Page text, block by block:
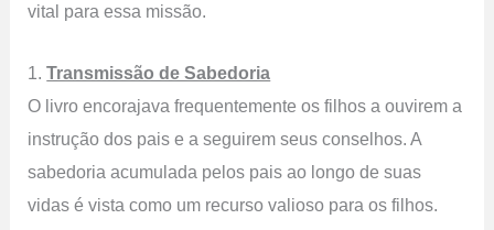
vital para essa missão.
1.Transmissão de Sabedoria
O livro encorajava frequentemente os filhos a ouvirem a
instrução dos pais e a seguirem seus conselhos. A
sabedoria acumulada pelos pais ao longo de suas
vidas é vista como um recurso valioso para os filhos.